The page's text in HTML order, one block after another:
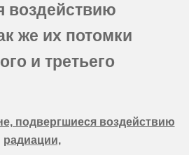
воздействию
же их потомки
и третьего
подвергшиеся воздействию
радиации,